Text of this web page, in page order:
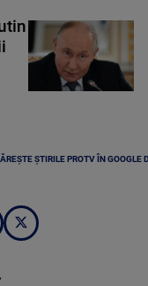
ȘTIRILE PROTV ÎN GOOGLE